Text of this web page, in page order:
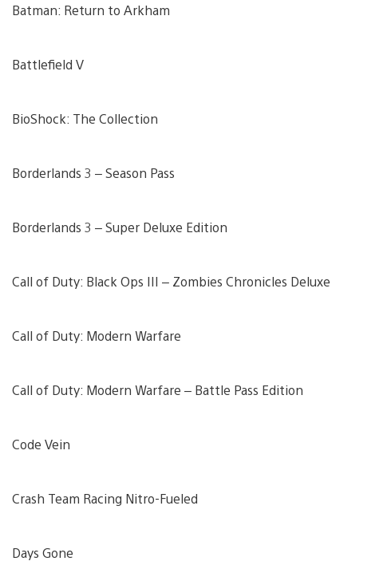
Batman: Return to Arkham
Battlefield V
BioShock: The Collection
Borderlands 3 – Season Pass
Borderlands 3 – Super Deluxe Edition
Call of Duty: Black Ops III – Zombies Chronicles Deluxe
Call of Duty: Modern Warfare
Call of Duty: Modern Warfare – Battle Pass Edition
Code Vein
Crash Team Racing Nitro-Fueled
Days Gone